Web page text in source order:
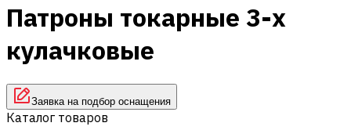
Патроны токарные 3-х
кулачковые
Заявка на подбор оснащения
Каталог товаров